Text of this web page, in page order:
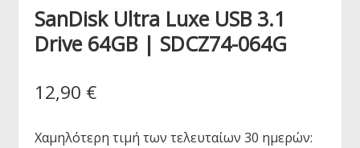
SanDisk Ultra Luxe USB 3.1
Drive 64GB | SDCZ74-064G
12,90 €
Χαμηλότερη τιμή των τελευταίων 30 ημερών: